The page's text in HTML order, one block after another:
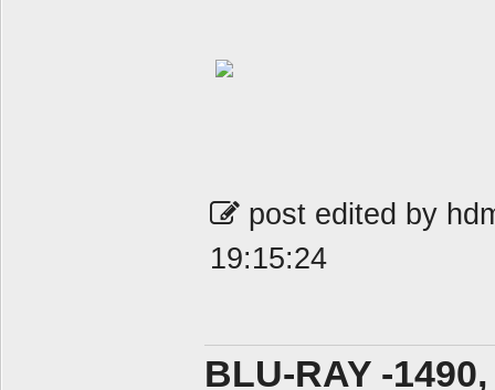
post edited by
19:15:24
BLU-RAY -